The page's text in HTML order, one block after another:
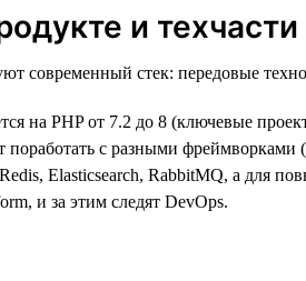
и техчасти
современный стек: передовые
на PHP от 7.2 до 8 (ключевые
поработать с разными
Elasticsearch, RabbitMQ, а для
и за этим следят DevOps.